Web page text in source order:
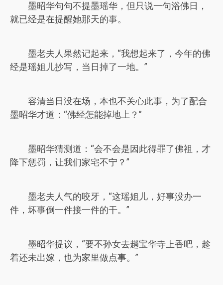
墨昭华句句不提墨瑶华，但只说一句浴佛日，
就已经是在提醒她那天的事。
墨老夫人果然记起来，“我想起来了，今年的佛
经是瑶姐儿抄写，当日掉了一地。”
容清当日没在场，本也不关心此事，为了配合
墨昭华才道：“佛经怎能掉地上？”
墨昭华猜测道：“会不会是因此得罪了佛祖，才
降下惩罚，让我们家宅不宁？”
墨老夫人气的咬牙，“这瑶姐儿，好事没办一
件，坏事倒一件接一件的干。”
墨昭华提议，“要不孙女去趟宝华寺上香吧，趁
着还未出嫁，也为家里做点事。”